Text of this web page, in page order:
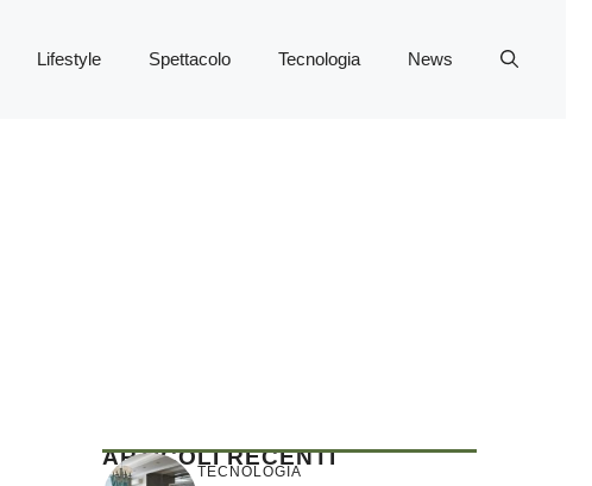
Lifestyle Spettacolo Tecnologia News
ARTICOLI RECENTI
TECNOLOGIA